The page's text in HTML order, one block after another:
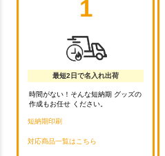
1
最短2日で名入れ出荷
時間がない！そんな短納期 グッズの
作成もお任せ ください。
短納期印刷
対応商品一覧はこちら